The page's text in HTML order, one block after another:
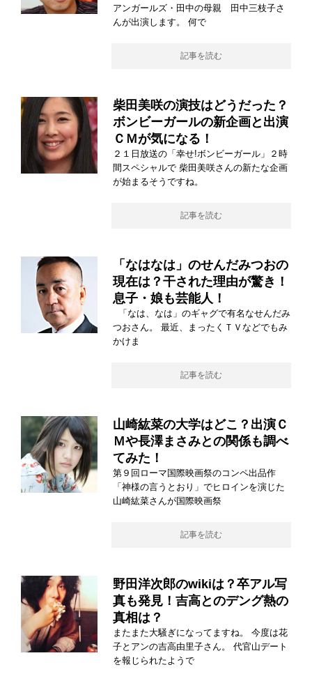
アンガールズ・田中の母親 田中三枝子さ
んが出演します。 何で
記事を読む
柴田美咲の演技はどうだった？
ボンビーガールの新企画と出演
ＣＭが気になる！
２１日放送の「幸せ!ボンビーガール」２時
間スペシャルで 柴田美咲さんの新たな企画
が始まるそうですね。
記事を読む
「なはなは」のせんだみつおの
現在は？干された理由が驚き！
息子・娘も芸能人！
「なは、なは」のギャグで有名なせんだみ
つおさん。 最近、まったくＴＶなどでもみ
かけま
記事を読む
山崎紘菜の大学はどこ？出演Ｃ
Ｍや長澤まさみとの関係も調べ
てみた！
第９回ローマ国際映画祭のコンペ出品作
「神様の言うとおり」でヒロインを演じた
山崎紘菜さんが国際映画祭
記事を読む
野田洋次郎のwikiは？卒アル写
真も発見！吉高とのデング熱の
真相は？
またまた大騒ぎになってますね。 今度は花
子とアンの吉高由里子さん。 代官山デート
を報じられたようで